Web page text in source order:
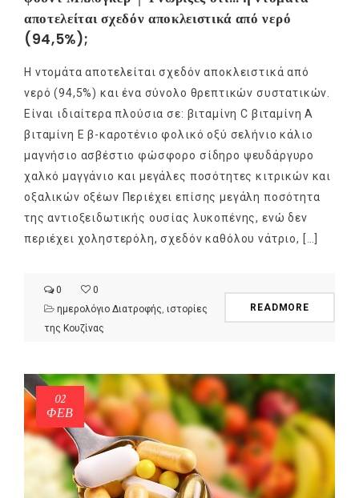
αποτελείται σχεδόν αποκλειστικά από νερό
(94,5%);
H ντομάτα αποτελείται σχεδόν αποκλειστικά από
νερό (94,5%) και ένα σύνολο θρεπτικών συστατικών.
Είναι ιδιαίτερα πλούσια σε: βιταμίνη C βιταμίνη Α
βιταμίνη Ε β-καροτένιο φολικό οξύ σελήνιο κάλιο
μαγνήσιο ασβέστιο φώσφορο σίδηρο ψευδάργυρο
χαλκό μαγγάνιο και μεγάλες ποσότητες κιτρικών και
οξαλικών οξέων Περιέχει επίσης μεγάλη ποσότητα
της αντιοξειδωτικής ουσίας λυκοπένης, ενώ δεν
περιέχει χοληστερόλη, σχεδόν καθόλου νάτριο, […]
0
0
ημερολόγιο Διατροφής, ιστορίες
της Κουζίνας
READMORE
02
ΦΕΒ